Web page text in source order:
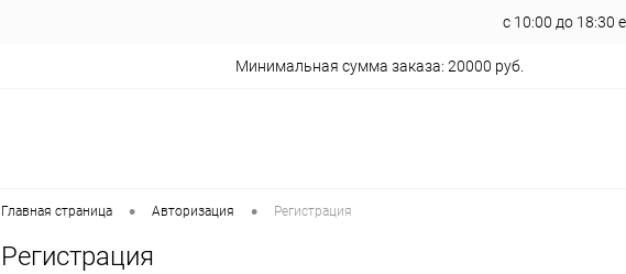
с 10:00 до 18:30
Минимальная сумма заказа: 20000 руб.
Главная страница • Авторизация • Регистрация
Регистрация